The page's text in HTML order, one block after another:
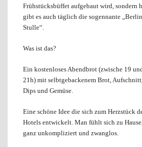
Frühstücksbüffet aufgebaut wird, sondern
gibt es auch täglich die sogennante
Stulle“.
Was ist das?
Ein kostenloses Abendbrot (zwische 19
21h) mit selbtgebackenem Brot,
Dips und Gemüse.
Eine schöne Idee die sich zum Herzstück
Hotels entwickelt. Man fühlt sich zu
ganz unkompliziert und zwanglos.